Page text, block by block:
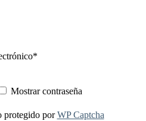
*
Mostrar contraseña
protegido porWP Captcha